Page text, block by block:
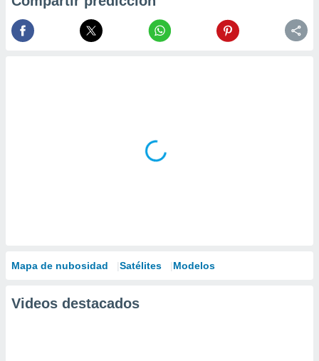
Mapa de nubosidad Satélites Modelos
Videos destacados